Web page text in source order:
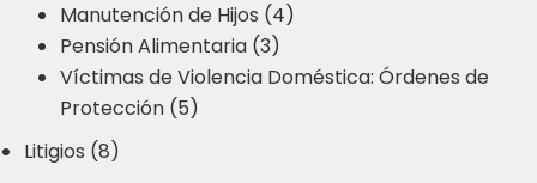
Manutención de Hijos (4)
Pensión Alimentaria (3)
Víctimas de Violencia Doméstica: Órdenes de
Protección (5)
Litigios (8)